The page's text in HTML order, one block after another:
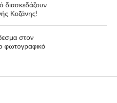
διασκεδάζουν
Κοζάνης!
στον
φωτογραφικό